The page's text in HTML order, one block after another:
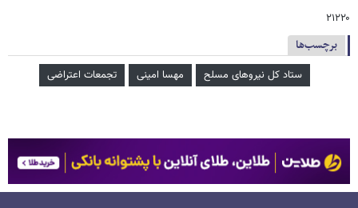
۲۱۲۲۰
برچسب‌ها
ستاد کل نیروهای مسلح مهسا امینی تجمعات اعتراضی